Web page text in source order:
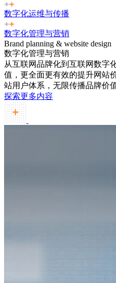
数字化运维与传播
数字化管理与营销
Brand planning & website design
数字化管理与营销
从互联网品牌化到互联网数字
值，更全面更有效的提升网站
站用户体系，无限传播品牌价
探索更多内容